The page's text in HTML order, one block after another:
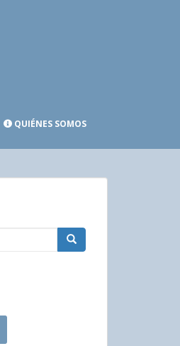
QUIÉNES SOMOS